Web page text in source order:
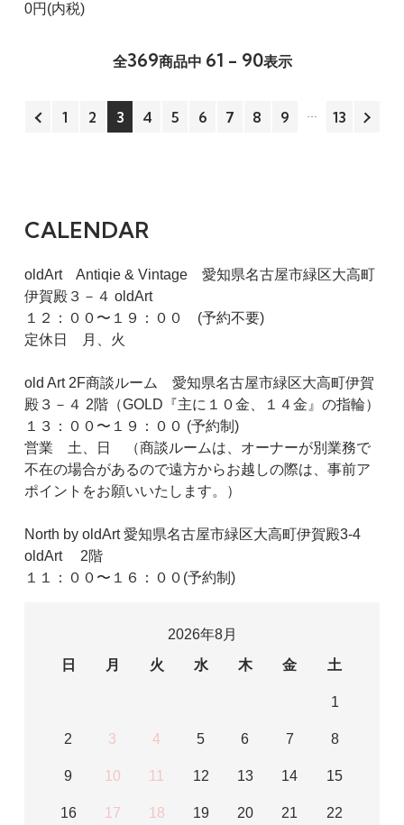
0円(内税)
全369商品中 61 - 90表示
1 2 3 4 5 6 7 8 9 13
CALENDAR
oldArt Antiqie & Vintage 愛知県名古屋市緑区大高町
伊賀殿３－４ oldArt
１２：００〜１９：００ (予約不要)
定休日 月、火
old Art 2F商談ルーム 愛知県名古屋市緑区大高町伊賀
殿３－４ 2階（GOLD『主に１０金、１４金』の指輪）
１３：００〜１９：００ (予約制)
営業 土、日 （商談ルームは、オーナーが別業務で
不在の場合があるので遠方からお越しの際は、事前ア
ポイントをお願いいたします。）
North by oldArt 愛知県名古屋市緑区大高町伊賀殿3-4
oldArt 2階
１１：００〜１６：００(予約制)
2026年8月
日
月 火 水 木 金 土
1
2 3 4 5 6 7 8
9 10 11 12 13 14 15
16 17 18 19 20 21 22